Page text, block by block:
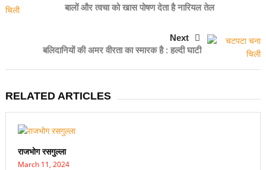
बालों और त्वचा को खास पोषण देता है नारियल तेल
Next
बलिदानियों की अमर वीरता का स्मारक है : हल्दी घाटी
RELATED ARTICLES
राजभोग रसगुल्ला
March 11, 2024